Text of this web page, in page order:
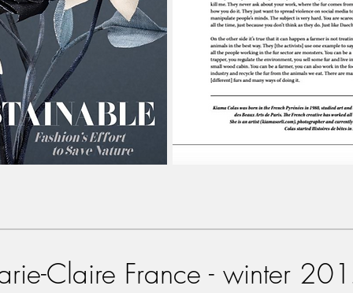
Claire France - winter